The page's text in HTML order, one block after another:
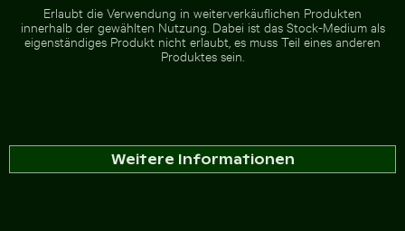
Erlaubt die Verwendung in weiterverkäuflichen Produkten
innerhalb der gewählten Nutzung. Dabei ist das Stock-Medium als
eigenständiges Produkt nicht erlaubt, es muss Teil eines anderen
Produktes sein.
Weitere Informationen